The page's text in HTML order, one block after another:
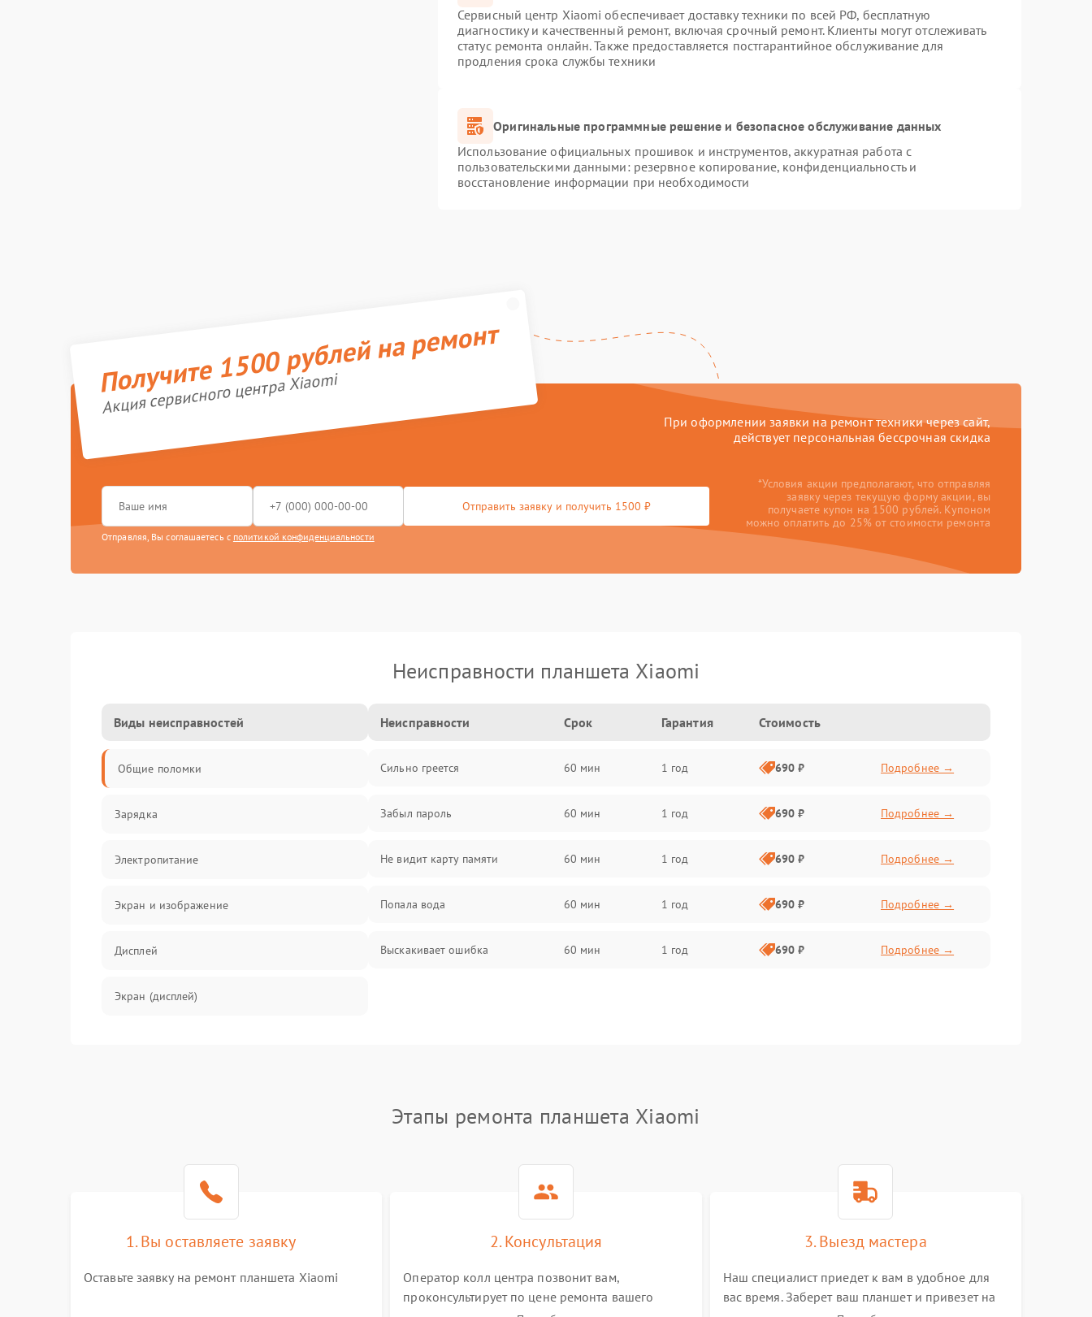
Сервисный центр Xiaomi обеспечивает доставку техники по всей РФ, бесплатную
диагностику и качественный ремонт, включая срочный ремонт. Клиенты могут отслеживать
статус ремонта онлайн. Также предоставляется постгарантийное обслуживание для
продления срока службы техники
Оригинальные программные решение и безопасное обслуживание данных
Использование официальных прошивок и инструментов, аккуратная работа с
пользовательскими данными: резервное копирование, конфиденциальность и
восстановление информации при необходимости
Получите 1500 рублей на ремонт
Акция сервисного центра Xiaomi
При оформлении заявки на ремонт техники через сайт,
действует персональная бессрочная скидка
Отправить заявку и получить 1500 ₽
Отправляя, Вы соглашаетесь с политикой конфиденциальности
*Условия акции предполагают, что отправляя
заявку через текущую форму акции, вы
получаете купон на 1500 рублей. Купоном
можно оплатить до 25% от стоимости ремонта
Неисправности планшета Xiaomi
Виды неисправностей
Общие поломки
Зарядка
Электропитание
Экран и изображение
Дисплей
Экран (дисплей)
Влага и механические повреждения
Сеть и интернет
Неисправности Срок Гарантия Стоимость
Сильно греется 60 мин 1 год 690 ₽ Подробнее →
Забыл пароль 60 мин 1 год 690 ₽ Подробнее →
Не видит карту памяти 60 мин 1 год 690 ₽ Подробнее →
Попала вода 60 мин 1 год 690 ₽ Подробнее →
Выскакивает ошибка 60 мин 1 год 690 ₽ Подробнее →
Этапы ремонта планшета Xiaomi
1. Вы оставляете заявку
Оставьте заявку на ремонт планшета Xiaomi
2. Консультация
Оператор колл центра позвонит вам,
проконсультирует по цене ремонта вашего
3. Выезд мастера
Наш специалист приедет к вам в удобное для
вас время. Заберет ваш планшет и привезет на